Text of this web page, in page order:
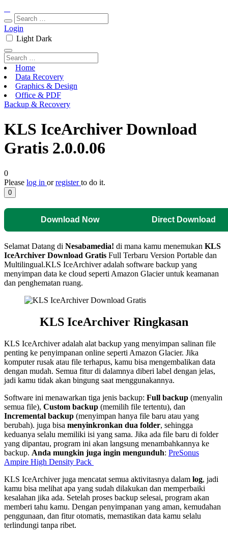
Login
Light Dark
Home
Data Recovery
Graphics & Design
Office & PDF
Backup & Recovery
KLS IceArchiver Download
Gratis 2.0.0.06
0
Please log in orregisterto do it.
0
Download Now Direct Download
Selamat Datang di Nesabamedia! di mana kamu menemukan KLS
IceArchiver Download Gratis Full Terbaru Version Portable dan
Multilingual.KLS IceArchiver adalah software backup yang
menyimpan data ke cloud seperti Amazon Glacier untuk keamanan
dan penghematan ruang.
KLS IceArchiver Ringkasan
KLS IceArchiver adalah alat backup yang menyimpan salinan file
penting ke penyimpanan online seperti Amazon Glacier. Jika
komputer rusak atau file terhapus, kamu bisa mengembalikan data
dengan mudah. Semua fitur di dalamnya diberi label dengan jelas,
jadi kamu tidak akan bingung saat menggunakannya.
Software ini menawarkan tiga jenis backup: Full backup (menyalin
semua file), Custom backup (memilih file tertentu), dan
Incremental backup (menyimpan hanya file baru atau yang
berubah). juga bisa menyinkronkan dua folder, sehingga
keduanya selalu memiliki isi yang sama. Jika ada file baru di folder
yang dipantau, program ini akan langsung menambahkannya ke
backup. Anda mungkin juga ingin mengunduh: PreSonus
Ampire High Density Pack
KLS IceArchiver juga mencatat semua aktivitasnya dalam log, jadi
kamu bisa melihat apa yang sudah dilakukan dan memperbaiki
kesalahan jika ada. Setelah proses backup selesai, program akan
memberi tahu kamu. Dengan penyimpanan yang aman, kemudahan
penggunaan, dan fitur otomatis, memastikan data kamu selalu
terlindungi tanpa ribet.